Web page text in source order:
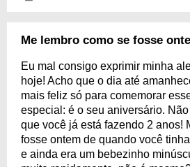
Me lembro como se fosse
Eu mal consigo exprimir minha
hoje! Acho que o dia até
mais feliz só para comemorar
especial: é o seu aniversário.
que você já está fazendo 2 anos!
fosse ontem de quando você
e ainda era um bebezinho